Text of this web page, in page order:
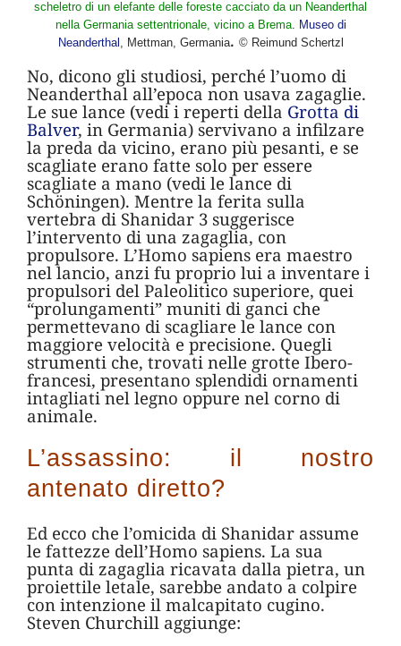
scheletro di un elefante delle foreste cacciato da un Neanderthal
nella Germania settentrionale, vicino a Brema. Museo di
Neanderthal , Mettman, Germania. © Reimund Schertzl
No, dicono gli studiosi, perché l’uomo di
Neanderthal all’epoca non usava zagaglie.
Le sue lance (vedi i reperti della Grotta di
Balver, in Germania) servivano a infilzare
la preda da vicino, erano più pesanti, e se
scagliate erano fatte solo per essere
scagliate a mano (vedi le lance di
Schöningen). Mentre la ferita sulla
vertebra di Shanidar 3 suggerisce
l’intervento di una zagaglia, con
propulsore. L’Homo sapiens era maestro
nel lancio, anzi fu proprio lui a inventare i
propulsori del Paleolitico superiore, quei
“prolungamenti” muniti di ganci che
permettevano di scagliare le lance con
maggiore velocità e precisione. Quegli
strumenti che, trovati nelle grotte Ibero-
francesi, presentano splendidi ornamenti
intagliati nel legno oppure nel corno di
animale.
L’assassino: il nostro
antenato diretto?
Ed ecco che l’omicida di Shanidar assume
le fattezze dell’Homo sapiens. La sua
punta di zagaglia ricavata dalla pietra, un
proiettile letale, sarebbe andato a colpire
con intenzione il malcapitato cugino.
Steven Churchill aggiunge: